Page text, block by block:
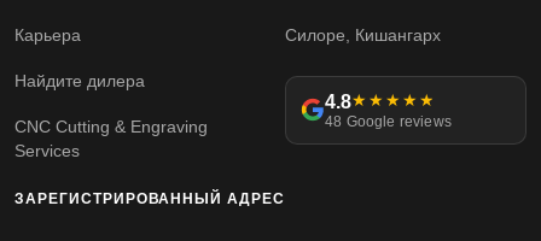
Карьера
Найдите дилера
CNC Cutting & Engraving
Services
Силоре, Кишангарх
4.8★★★★★
48 Google reviews
ЗАРЕГИСТРИРОВАННЫЙ АДРЕС